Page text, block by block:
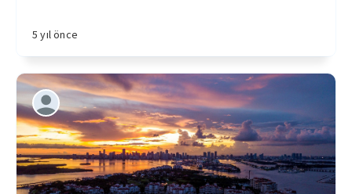
5 yıl önce